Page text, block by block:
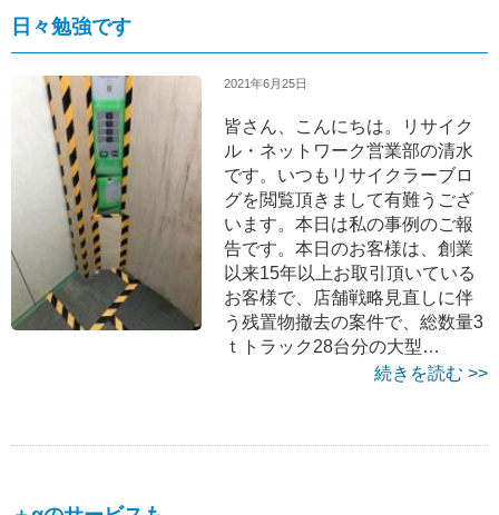
日々勉強です
2021年6月25日
皆さん、こんにちは。リサイク
ル・ネットワーク営業部の清水
です。いつもリサイクラーブロ
グを閲覧頂きまして有難うござ
います。本日は私の事例のご報
告です。本日のお客様は、創業
以来15年以上お取引頂いている
お客様で、店舗戦略見直しに伴
う残置物撤去の案件で、総数量3
ｔトラック28台分の大型…
続きを読む >>